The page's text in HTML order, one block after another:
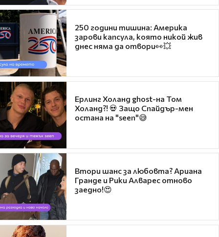
250 години тишина: Америка
зарови капсула, която никой жив
днес няма да отвори👀💥
Ерлинг Холанд ghost-на Том
Холанд?! 💀 Защо Спайдър-мен
остана на "seen"😅
Втори шанс за любовта? Ариана
Гранде и Рики Алварес отново
заедно!😍